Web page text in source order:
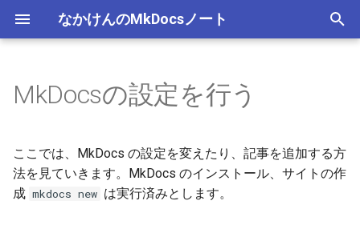
なかけんのMkDocsノート
期
化
サイトタイトルを変えてみよ
記事を追加してみよう
記事を書く
見た目を変える
テーマを作る
Materialテーマを始める
便利機能を使う
プラグインを使う
プラグインを自作しよう
MkDocsの設定を行う
ここでは、MkDocs の設定を変えたり、記事を追加する方
法を見ていきます。MkDocs のインストール、サイトの作
成 mkdocs new は実行済みとします。